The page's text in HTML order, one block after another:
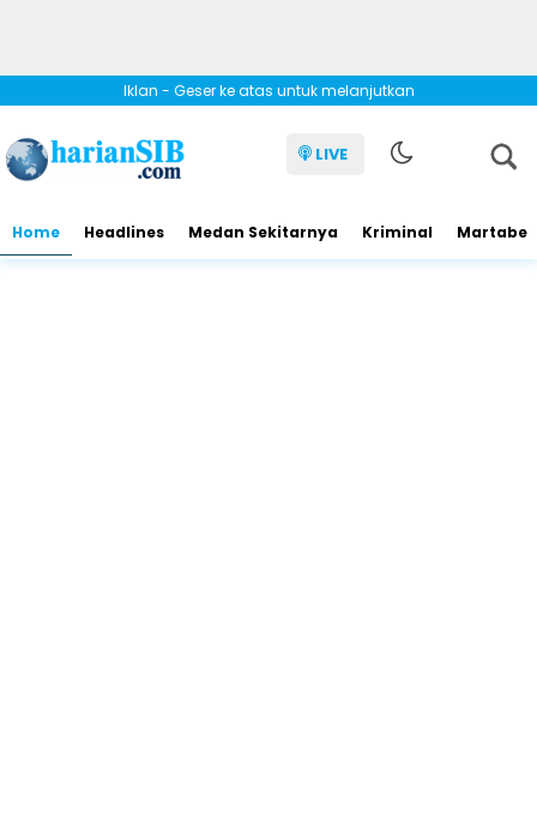
Iklan - Geser ke atas untuk melanjutkan
LIVE
Home Headlines Medan Sekitarnya Kriminal Martabe